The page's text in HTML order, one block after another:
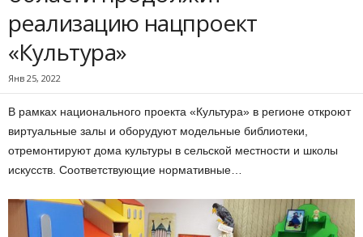
реализацию нацпроект
«Культура»
Янв 25, 2022
В рамках национального проекта «Культура» в регионе откроют
виртуальные залы и оборудуют модельные библиотеки,
отремонтируют дома культуры в сельской местности и школы
искусств. Соответствующие нормативные…